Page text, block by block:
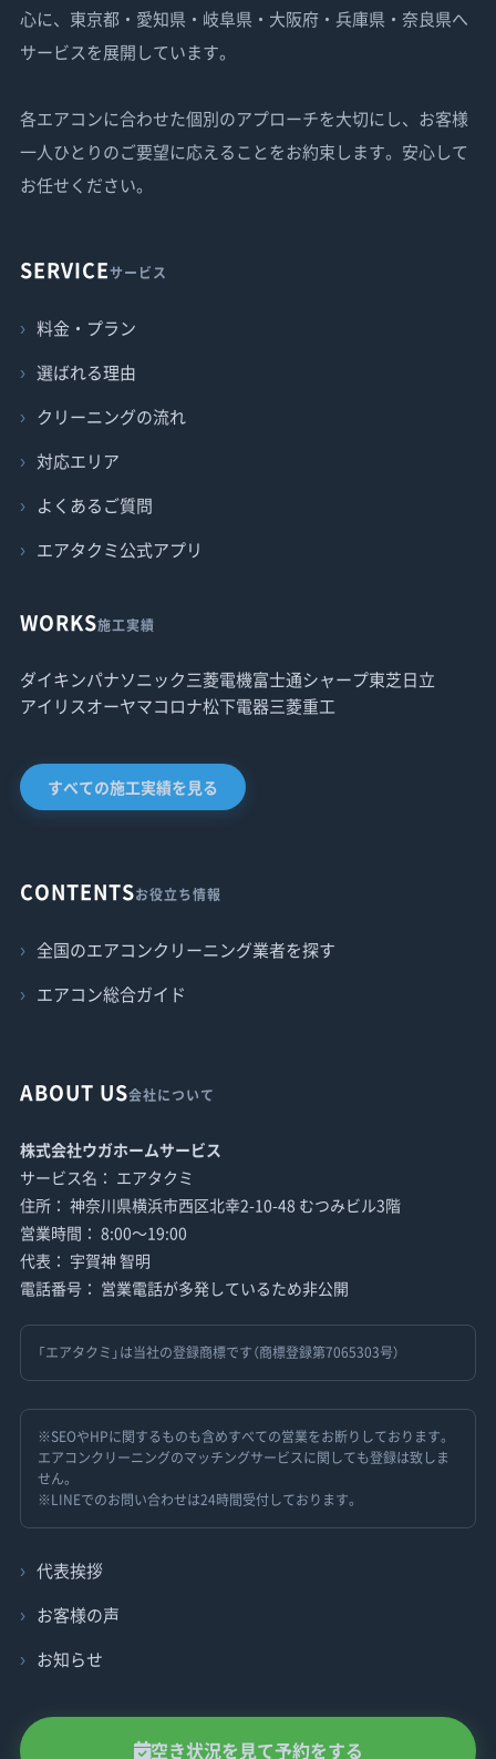
心に、東京都・愛知県・岐阜県・大阪府・兵庫県・奈良県へ
サービスを展開しています。
各エアコンに合わせた個別のアプローチを大切にし、お客様
一人ひとりのご要望に応えることをお約束します。安心して
お任せください。
SERVICEサービス
料金・プラン
選ばれる理由
クリーニングの流れ
対応エリア
よくあるご質問
エアタクミ公式アプリ
WORKS施工実績
ダイキンパナソニック三菱電機富士通シャープ東芝日立
アイリスオーヤマコロナ松下電器三菱重工
すべての施工実績を見る
CONTENTSお役立ち情報
全国のエアコンクリーニング業者を探す
エアコン総合ガイド
ABOUT US会社について
株式会社ウガホームサービス
サービス名： エアタクミ
住所： 神奈川県横浜市西区北幸2-10-48 むつみビル3階
営業時間： 8:00〜19:00
代表： 宇賀神 智明
電話番号： 営業電話が多発しているため非公開
「エアタクミ」は当社の登録商標です（商標登録第7065303号）
※SEOやHPに関するものも含めすべての営業をお断りしております。
エアコンクリーニングのマッチングサービスに関しても登録は致しま
せん。
※LINEでのお問い合わせは24時間受付しております。
代表挨拶
お客様の声
お知らせ
空き状況を見て予約をする